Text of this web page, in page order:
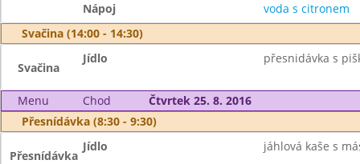
Nápoj
voda s citronem
Svačina (14:00 - 14:30)
Svačina
Jídlo přesnidávka s
Menu Chod
Čtvrtek 25. 8. 2016
Přesnídávka (8:30 - 9:30)
Přesnídávka
Jídlo jáhlová kaše s